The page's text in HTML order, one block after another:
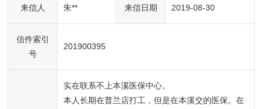
来信人 朱** 来信日期 2019-08-30
信件索引
号
201900395
实在联系不上本溪医保中心。
本人长期在普兰店打工，但是在本溪交的医保。在